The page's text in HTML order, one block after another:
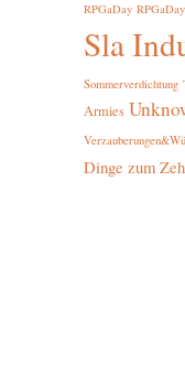
RPGaDay
Sla
Sommerverdichtung
Armies
Dinge zum